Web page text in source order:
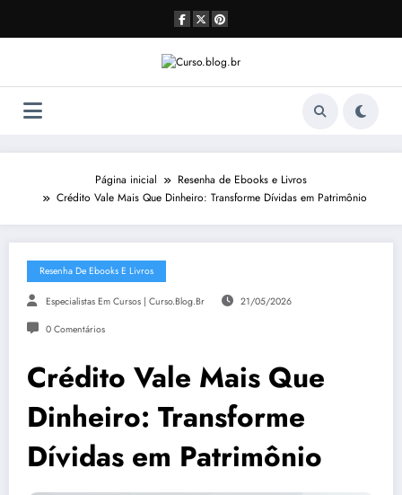
o
Página inicial
Resenha de Ebooks e Livros
Crédito Vale Mais Que Dinheiro: Transforme Dívidas em Patrimônio
Resenha De Ebooks E Livros
Especialistas Em Cursos | Curso.blog.br 21/05/2026
0 Comentários
Crédito Vale Mais Que
Dinheiro: Transforme
Dívidas em Patrimônio